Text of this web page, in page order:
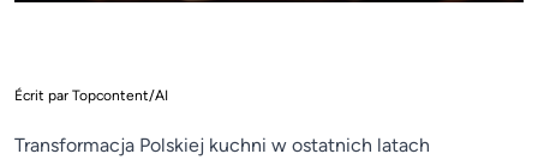
Écrit par Topcontent/AI
Transformacja Polskiej kuchni w ostatnich latach